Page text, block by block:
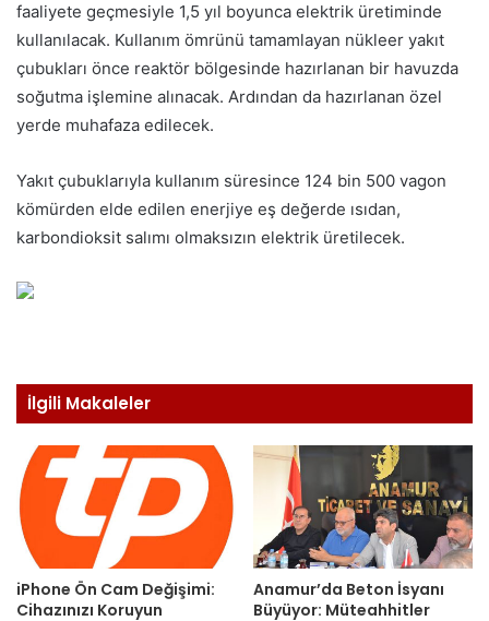
faaliyete geçmesiyle 1,5 yıl boyunca elektrik üretiminde
kullanılacak. Kullanım ömrünü tamamlayan nükleer yakıt
çubukları önce reaktör bölgesinde hazırlanan bir havuzda
soğutma işlemine alınacak. Ardından da hazırlanan özel
yerde muhafaza edilecek.
Yakıt çubuklarıyla kullanım süresince 124 bin 500 vagon
kömürden elde edilen enerjiye eş değerde ısıdan,
karbondioksit salımı olmaksızın elektrik üretilecek.
İlgili Makaleler
iPhone Ön Cam Değişimi:
Cihazınızı Koruyun
Anamur’da Beton İsyanı
Büyüyor: Müteahhitler